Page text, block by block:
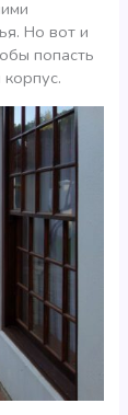
Но вот и
попасть